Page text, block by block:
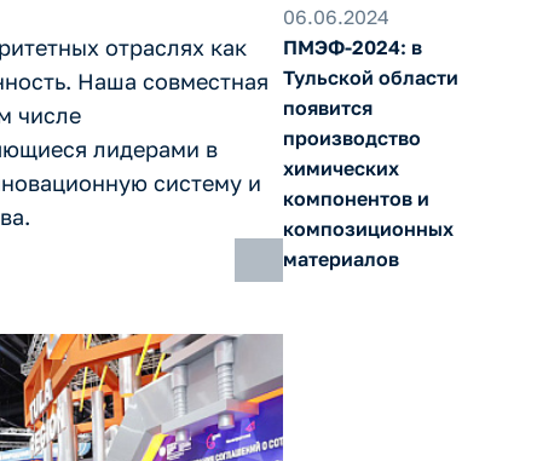
отраслях как
Наша совместная
числе
лидерами в
систему и
06.06.2024
ПМЭФ-2024: в
Тульской области
появится
производство
химических
компонентов и
композиционных
материалов